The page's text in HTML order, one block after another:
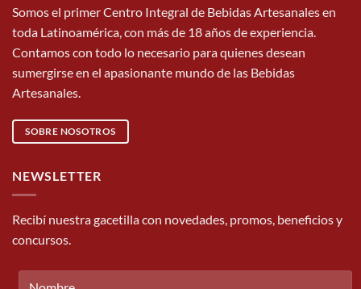
Somos el primer Centro Integral de Bebidas Artesanales en
toda Latinoamérica, con más de 18 años de experiencia.
Contamos con todo lo necesario para quienes desean
sumergirse en el apasionante mundo de las Bebidas
Artesanales.
SOBRE NOSOTROS
NEWSLETTER
Recibí nuestra gacetilla con novedades, promos, beneficios y
concursos.